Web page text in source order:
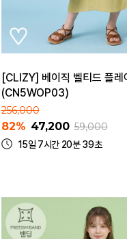
[CLIZY] 베이직 벨티드 플레
(CN5WOP03)
256,000
82% 47,200 59,000
15일 7시간 20분 39초